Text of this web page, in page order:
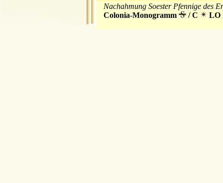
Nachahmung Soester Pfennige des
Colonia-Monogramm
/ C LO